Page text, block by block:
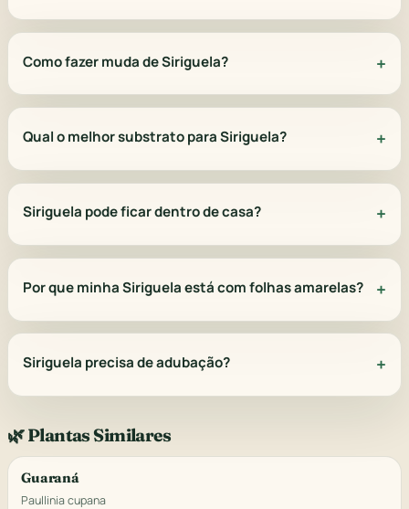
Como fazer muda de Siriguela?
Qual o melhor substrato para Siriguela?
Siriguela pode ficar dentro de casa?
Por que minha Siriguela está com folhas amarelas?
Siriguela precisa de adubação?
🌿 Plantas Similares
Guaraná
Paullinia cupana